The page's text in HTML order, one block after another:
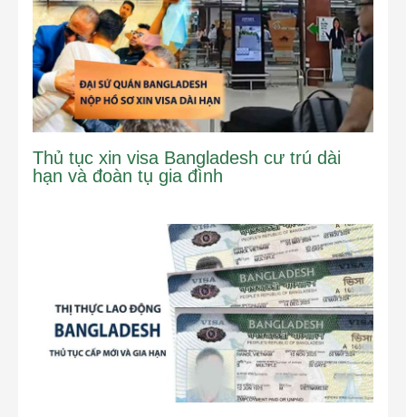
Thủ tục xin visa Bangladesh cư trú dài
hạn và đoàn tụ gia đình